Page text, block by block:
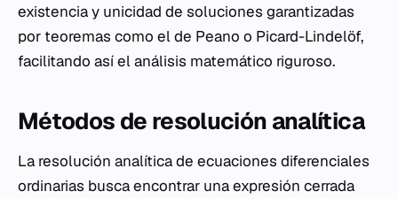
existencia y unicidad de soluciones garantizadas
por teoremas como el de Peano o Picard-Lindelöf,
facilitando así el análisis matemático riguroso.
Métodos de resolución analítica
La resolución analítica de ecuaciones diferenciales
ordinarias busca encontrar una expresión cerrada